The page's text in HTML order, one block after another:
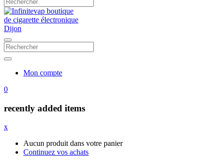
Mon compte
0
recently added items
x
Aucun produit dans votre panier
Continuez vos achats